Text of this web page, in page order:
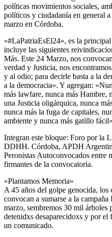
políticas movimientos sociales,
políticos y ciudadanía en general
marzo en Córdoba.
«#LaPatriaEsEl24», es la
incluye las siguientes
Más. Este 24 Marzo, nos
verdad y Justicia, nos
y al odio; para decirle basta a la
a la democracia». Y agregan:
más lawfare, nunca más Hambre,
una Justicia oligárquica, nunca
nunca más la fuga de capitales,
ambiente y nunca más gatillo
Integran este bloque: Foro por la
DDHH. Córdoba, APDH
Peronistas Autoconvocados entre
firmantes de la convocatoria.
«Plantamos Memoria»
A 45 años del golpe genocida, los
convocan a sumarse a la
marzo, sembremos 30 mil árboles
detenidxs desaparecidoxs y por el
un comunicado.